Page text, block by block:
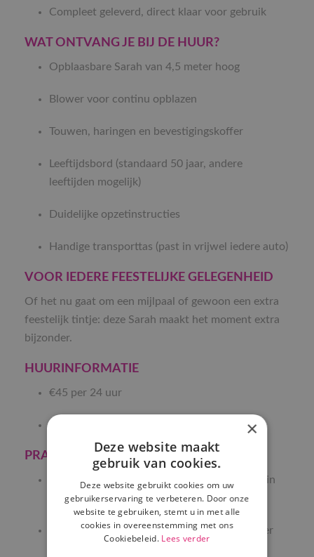
Compleet geleverd, direct klaar voor gebruik
WAT ONTVANG JE BIJ DE HUUR?
Opblaasbare Sarah van 4,5 meter hoog
Blower voor continu opblazen
Touwen, haringen en bevestigingskoffer
Leeftijdsbord (standaard 50 jaar, andere
leeftijden mogelijk)
Duidelijke opzetinstructies
Handige transporttas (past in vrijwel iedere auto)
VOOR IEDERE FEESTELIJKE GELEGENHEID
Of het nu gaat om een mijlpaal of gewoon een extra
feestelijk tintje: deze Sarah maakt het moment extra
bijzonder.
HUURINFORMATIE
€45 per 24 uur
Extra dag: €5 per dag
PRAKTISCHE DETAILS
Afhalen dagelijks tussen 10.00 en 10.30 uur in
Hoeven
Retour vóór 09.30 uur in de retourbox (eerder
×
Deze website maakt
gebruik van cookies.
Deze website gebruikt cookies om uw
gebruikerservaring te verbeteren. Door onze
website te gebruiken, stemt u in met alle
cookies in overeenstemming met ons
Cookiebeleid. Lees verder